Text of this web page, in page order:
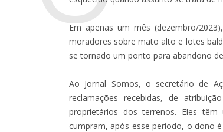
Em apenas um mês (dezembro/
moradores sobre mato alto e lotes
se tornado um ponto para abandono
Ao Jornal Somos, o secretário de
reclamações recebidas, de
proprietários dos terrenos. Eles
cumpram, após esse período, o dono